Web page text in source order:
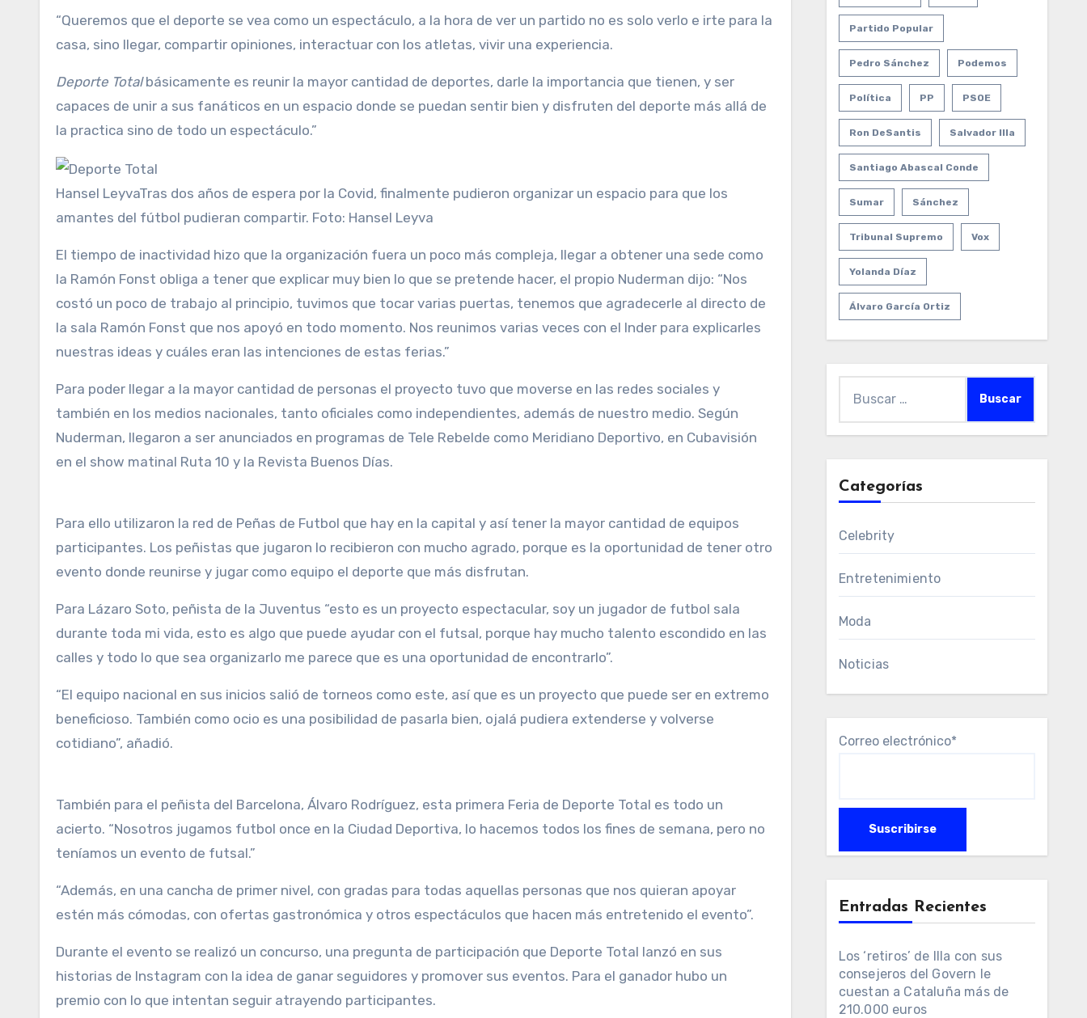
“Queremos que el deporte se vea como un espectáculo, a la hora de ver un partido no es solo verlo e irte para la
casa, sino llegar, compartir opiniones, interactuar con los atletas, vivir una experiencia.
Deporte Totalbásicamente es reunir la mayor cantidad de deportes, darle la importancia que tienen, y ser
capaces de unir a sus fanáticos en un espacio donde se puedan sentir bien y disfruten del deporte más allá de
la practica sino de todo un espectáculo.”
Hansel LeyvaTras dos años de espera por la Covid, finalmente pudieron organizar un espacio para que los
amantes del fútbol pudieran compartir. Foto: Hansel Leyva
El tiempo de inactividad hizo que la organización fuera un poco más compleja, llegar a obtener una sede como
la Ramón Fonst obliga a tener que explicar muy bien lo que se pretende hacer, el propio Nuderman dijo: “Nos
costó un poco de trabajo al principio, tuvimos que tocar varias puertas, tenemos que agradecerle al directo de
la sala Ramón Fonst que nos apoyó en todo momento. Nos reunimos varias veces con el Inder para explicarles
nuestras ideas y cuáles eran las intenciones de estas ferias.”
Para poder llegar a la mayor cantidad de personas el proyecto tuvo que moverse en las redes sociales y
también en los medios nacionales, tanto oficiales como independientes, además de nuestro medio. Según
Nuderman, llegaron a ser anunciados en programas de Tele Rebelde como Meridiano Deportivo, en Cubavisión
en el show matinal Ruta 10 y la Revista Buenos Días.
Para ello utilizaron la red de Peñas de Futbol que hay en la capital y así tener la mayor cantidad de equipos
participantes. Los peñistas que jugaron lo recibieron con mucho agrado, porque es la oportunidad de tener otro
evento donde reunirse y jugar como equipo el deporte que más disfrutan.
Para Lázaro Soto, peñista de la Juventus “esto es un proyecto espectacular, soy un jugador de futbol sala
durante toda mi vida, esto es algo que puede ayudar con el futsal, porque hay mucho talento escondido en las
calles y todo lo que sea organizarlo me parece que es una oportunidad de encontrarlo”.
“El equipo nacional en sus inicios salió de torneos como este, así que es un proyecto que puede ser en extremo
beneficioso. También como ocio es una posibilidad de pasarla bien, ojalá pudiera extenderse y volverse
cotidiano”, añadió.
También para el peñista del Barcelona, Álvaro Rodríguez, esta primera Feria de Deporte Total es todo un
acierto. “Nosotros jugamos futbol once en la Ciudad Deportiva, lo hacemos todos los fines de semana, pero no
teníamos un evento de futsal.”
“Además, en una cancha de primer nivel, con gradas para todas aquellas personas que nos quieran apoyar
estén más cómodas, con ofertas gastronómica y otros espectáculos que hacen más entretenido el evento”.
Durante el evento se realizó un concurso, una pregunta de participación que Deporte Total lanzó en sus
historias de Instagram con la idea de ganar seguidores y promover sus eventos. Para el ganador hubo un
premio con lo que intentan seguir atrayendo participantes.
Partido Popular
Pedro Sánchez Podemos
Política PP PSOE
Ron DeSantis Salvador Illa
Santiago Abascal Conde
Sumar Sánchez
Tribunal Supremo Vox
Yolanda Díaz
Álvaro García Ortiz
Categorías
Celebrity
Entretenimiento
Moda
Noticias
Correo electrónico*
Entradas Recientes
Los ‘retiros’ de Illa con sus
consejeros del Govern le
cuestan a Cataluña más de
210.000 euros